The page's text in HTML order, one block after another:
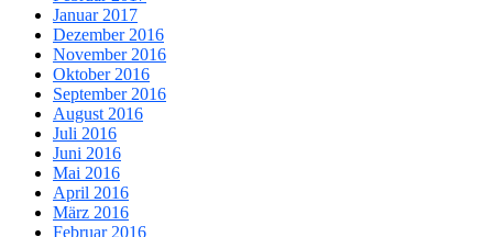
Januar 2017
Dezember 2016
November 2016
Oktober 2016
September 2016
August 2016
Juli 2016
Juni 2016
Mai 2016
April 2016
März 2016
Februar 2016